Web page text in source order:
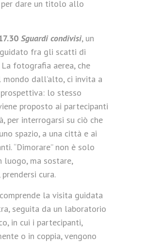
dare un titolo allo
Sguardi condivisi, un
fra gli scatti di
La fotografia aerea, che
mondo dall’alto, ci invita a
lo stesso
proposto ai partecipanti
per interrogarsi su ciò che
spazio, a una città e ai
“Dimorare” non è solo
luogo, ma sostare,
cura.
la visita guidata
seguita da un laboratorio
in cui i partecipanti,
o in coppia, vengono